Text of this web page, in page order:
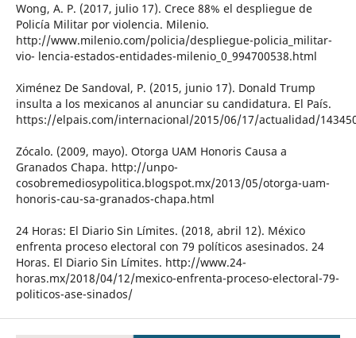
Wong, A. P. (2017, julio 17). Crece 88% el despliegue de
Policía Militar por violencia. Milenio.
http://www.milenio.com/policia/despliegue-policia_militar-
vio- lencia-estados-entidades-milenio_0_994700538.html
Ximénez De Sandoval, P. (2015, junio 17). Donald Trump
insulta a los mexicanos al anunciar su candidatura. El País.
https://elpais.com/internacional/2015/06/17/actualidad/
Zócalo. (2009, mayo). Otorga UAM Honoris Causa a
Granados Chapa. http://unpo-
cosobremediosypolitica.blogspot.mx/2013/05/otorga-uam-
honoris-cau-sa-granados-chapa.html
24 Horas: El Diario Sin Límites. (2018, abril 12). México
enfrenta proceso electoral con 79 políticos asesinados. 24
Horas. El Diario Sin Límites. http://www.24-
horas.mx/2018/04/12/mexico-enfrenta-proceso-electoral-79-
politicos-ase-sinados/